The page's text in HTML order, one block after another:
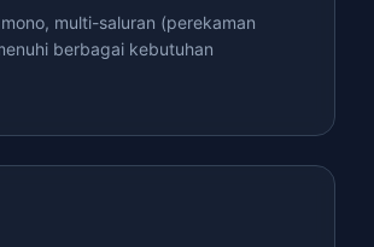
multi-saluran (perekaman
berbagai kebutuhan